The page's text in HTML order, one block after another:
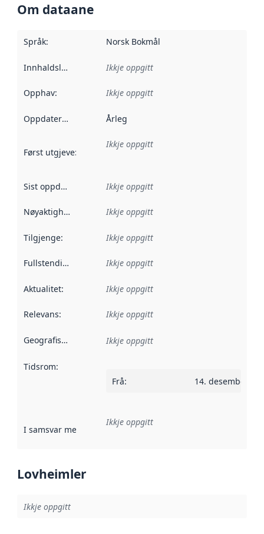
Om dataane
Språk: Norsk Bokmål
Innhaldsleverandørar :
Ikkje oppgitt
Opphav: Ikkje oppgitt
Oppdateringsfrekvens :
Årleg
Først utgjeve: Denne datoen seier når dataa i dette
Ikkje oppgitt
Sist oppdatert Ikkje oppgitt
Nøyaktigheit Ikkje oppgitt
Tilgjenge: Ikkje oppgitt
Fullstendigheit Ikkje oppgitt
Aktualitet: Ikkje oppgitt
Relevans: Ikkje oppgitt
Geografisk område Ikkje oppgitt
Tidsrom:
Frå: 14. desember
I samsvar med Referanse til ei implementeringsregel eller
Ikkje oppgitt
Lovheimler
Ikkje oppgitt